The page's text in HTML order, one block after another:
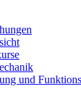
und